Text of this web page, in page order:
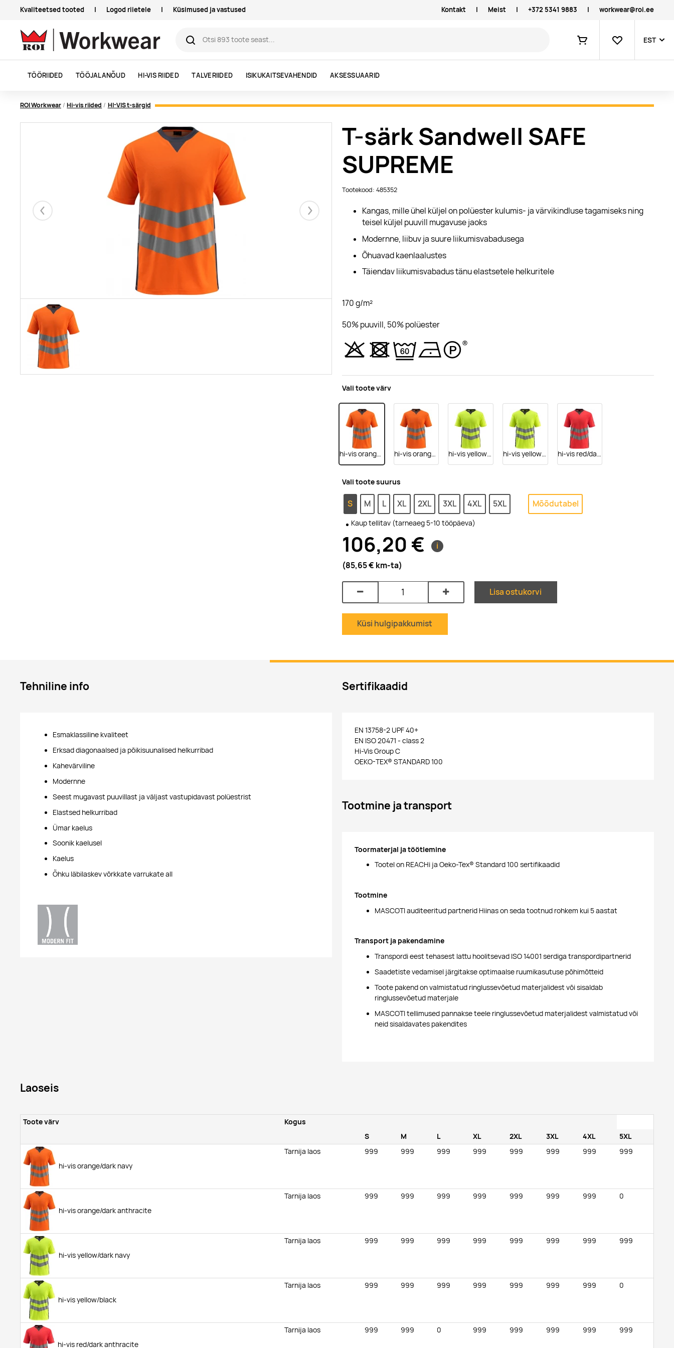
Kvaliteetsed tooted | Logod riietele | Küsimused ja vastused Kontakt | Meist | +372 5341 9883 | workwear@roi.ee
Ostukorv
Lemmikud
EST
TÖÖRIIDED TÖÖJALANÕUD HI-VIS RIIDED TALVERIIDED ISIKUKAITSEVAHENDID AKSESSUAARID
ROI Workwear Hi-vis riided HI-VIS t-särgid
Eelmised Järgmised
T-särk Sandwell SAFE
SUPREME
Tootekood: 485352
Kangas, mille ühel küljel on polüester kulumis- ja värvikindluse tagamiseks ning
teisel küljel puuvill mugavuse jaoks
Modernne, liibuv ja suure liikumisvabadusega
Õhuavad kaenlaalustes
Täiendav liikumisvabadus tänu elastsetele helkuritele
170 g/m²
50% puuvill, 50% polüester
Vali toote värv
hi-vis orange/dark navy hi-vis orange/dark anthracite hi-vis yellow/dark navy hi-vis yellow/black hi-vis red/dark anthracite
Vali toote suurus
S M L XL 2XL 3XL 4XL 5XL Mõõdutabel
Kaup tellitav (tarneaeg 5-10 tööpäeva)
106,20 €
i
(85,65 € km-ta)
Lisa ostukorvi
Küsi hulgipakkumist
Tehniline info
Esmaklassiline kvaliteet
Erksad diagonaalsed ja põikisuunalised helkurribad
Kahevärviline
Modernne
Seest mugavast puuvillast ja väljast vastupidavast polüestrist
Elastsed helkurribad
Ümar kaelus
Soonik kaelusel
Kaelus
Õhku läbilaskev võrkkate varrukate all
Sertifikaadid
EN 13758-2 UPF 40+
EN ISO 20471 - class 2
Hi-Vis Group C
OEKO-TEX® STANDARD 100
Tootmine ja transport
Toormaterjal ja töötlemine
Tootel on REACHi ja Oeko-Tex® Standard 100 sertifikaadid
Tootmine
MASCOTI auditeeritud partnerid Hiinas on seda tootnud rohkem kui 5 aastat
Transport ja pakendamine
Transpordi eest tehasest lattu hoolitsevad ISO 14001 serdiga transpordipartnerid
Saadetiste vedamisel järgitakse optimaalse ruumikasutuse põhimõtteid
Toote pakend on valmistatud ringlussevõetud materjalidest või sisaldab
ringlussevõetud materjale
MASCOTI tellimused pannakse teele ringlussevõetud materjalidest valmistatud või
neid sisaldavates pakendites
Laoseis
Toote värv
Kogus
S
M L XL 2XL 3XL 4XL 5XL
hi-vis orange/dark navy
Tarnija laos 999 999 999 999 999 999 999 999
hi-vis orange/dark anthracite
Tarnija laos 999 999 999 999 999 999 999 0
hi-vis yellow/dark navy
Tarnija laos 999 999 999 999 999 999 999 999
hi-vis yellow/black
Tarnija laos 999 999 999 999 999 999 999 0
hi-vis red/dark anthracite
Tarnija laos 999 999 0 999 999 999 999 999